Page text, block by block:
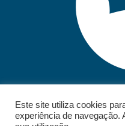
Este site utiliza cookies
experiência de navegação.